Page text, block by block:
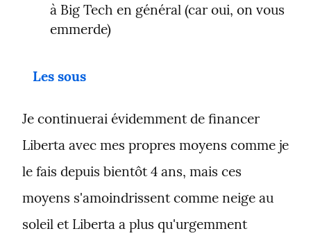
à Big Tech en général (car oui, on vous
emmerde)
Les sous
Je continuerai évidemment de financer
Liberta avec mes propres moyens comme je
le fais depuis bientôt 4 ans, mais ces
moyens s'amoindrissent comme neige au
soleil et Liberta a plus qu'urgemment